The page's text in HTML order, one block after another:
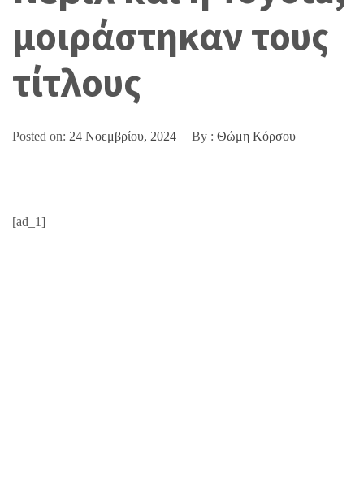
μοιράστηκαν τους
τίτλους
Posted on: 24 Νοεμβρίου, 2024 By : Θώμη Κόρσου
[ad_1]